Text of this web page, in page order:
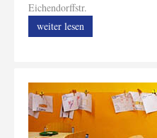
Eichendorffstr.
weiter lesen